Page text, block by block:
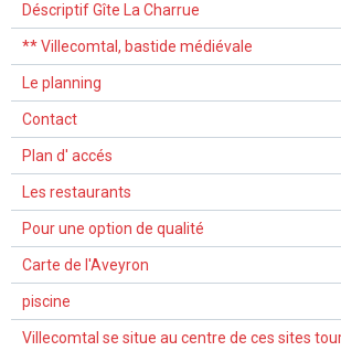
Déscriptif Gîte La Charrue
** Villecomtal, bastide médiévale
Le planning
Contact
Plan d' accés
Les restaurants
Pour une option de qualité
Carte de l'Aveyron
piscine
Villecomtal se situe au centre de ces sites